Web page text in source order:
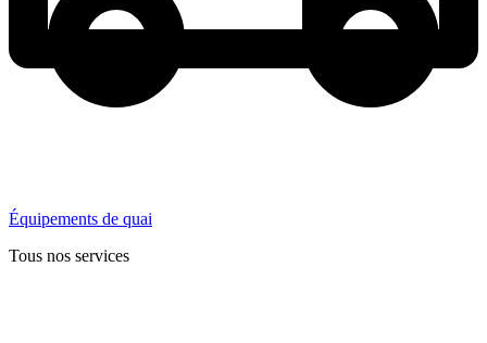
Équipements de quai
Tous nos services